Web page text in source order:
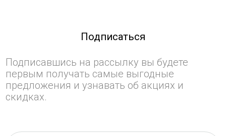
Подписаться
Подписавшись на рассылку вы будете
первым получать самые выгодные
предложения и узнавать об акциях и
скидках.